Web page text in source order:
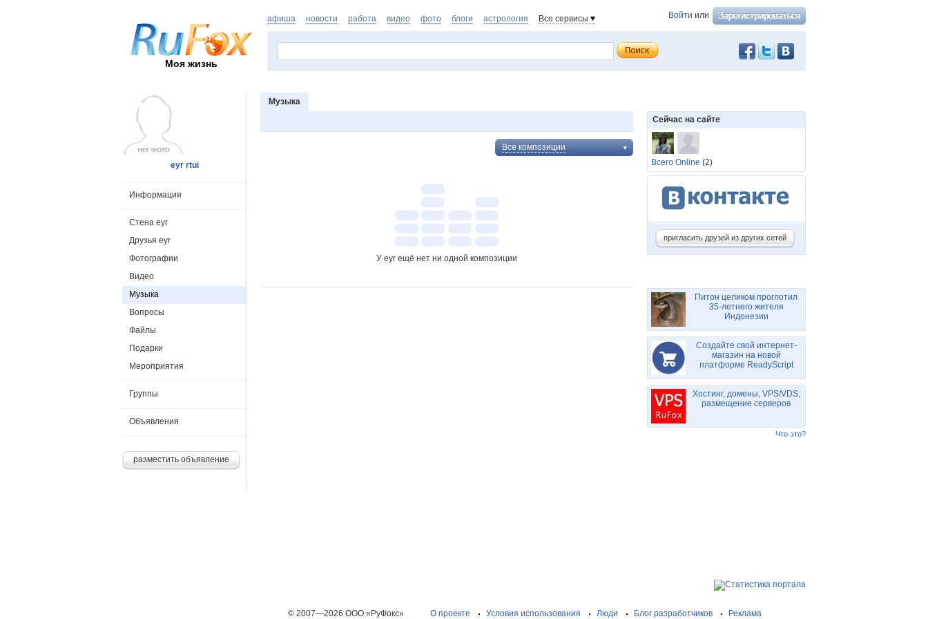
Моя жизнь
Войти или
афиша новости работа видео фото блоги астрология Все сервисы
Музыка
Все композиции
У eyr ещё нет ни одной композиции
eyr rtui
Информация
Стена eyr
Друзья eyr
Фотографии
Видео
Музыка
Вопросы
Файлы
Подарки
Мероприятия
Группы
Объявления
разместить объявление
Сейчас на сайте
Всего Online (2)
пригласить друзей из других сетей
Питон целиком проглотил
35-летнего жителя
Индонезии
Создайте свой интернет-
магазин на новой
платформе ReadyScript
Хостинг, домены, VPS/VDS,
размещение серверов
Что это?
© 2007—2026 ООО «РуФокс» О проекте Условия использования Люди Блог разработчиков
Реклама